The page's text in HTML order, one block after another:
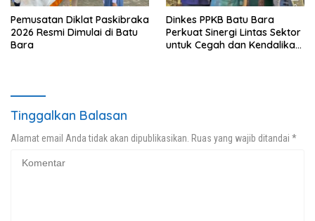
Pemusatan Diklat Paskibraka
2026 Resmi Dimulai di Batu
Bara
Dinkes PPKB Batu Bara
Perkuat Sinergi Lintas Sektor
untuk Cegah dan Kendalikan
Tinggalkan Balasan
Alamat email Anda tidak akan dipublikasikan. Ruas yang wajib ditandai *